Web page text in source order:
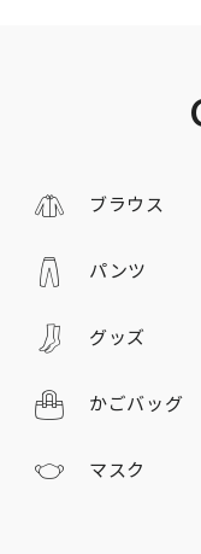
ブラウス
パンツ
グッズ
かごバッグ
マスク